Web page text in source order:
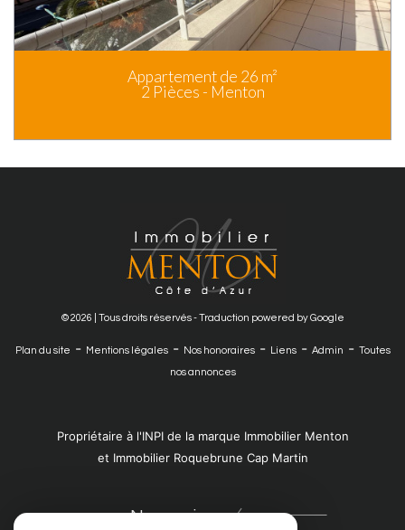
Appartement de 26 m²
2 Pièces - Menton
© 2026 | Tous droits réservés - Traduction powered by Google
Plan du site - Mentions légales- Nos honoraires- Liens- Admin - Toutes
nos annonces
Propriétaire à l'INPI de la marque Immobilier Menton
et Immobilier Roquebrune Cap Martin
Nous suivre